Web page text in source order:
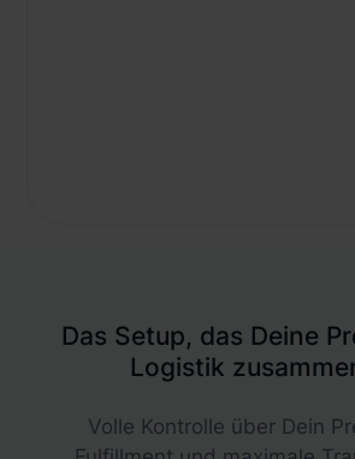
Das Setup, das Deine
Logistik
Volle Kontrolle über Dein